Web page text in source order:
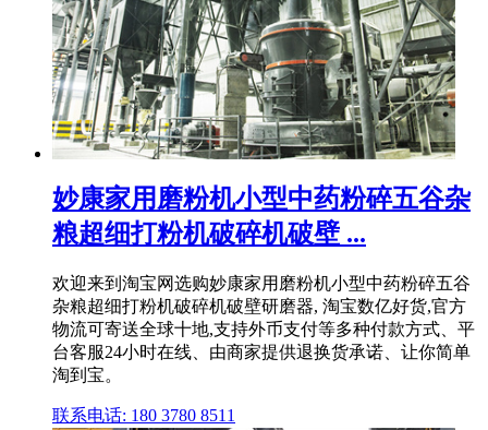
妙康家用磨粉机小型中药粉碎五谷杂
粮超细打粉机破碎机破壁 ...
欢迎来到淘宝网选购妙康家用磨粉机小型中药粉碎五谷
杂粮超细打粉机破碎机破壁研磨器, 淘宝数亿好货,官方
物流可寄送全球十地,支持外币支付等多种付款方式、平
台客服24小时在线、由商家提供退换货承诺、让你简单
淘到宝。
联系电话: 180 3780 8511